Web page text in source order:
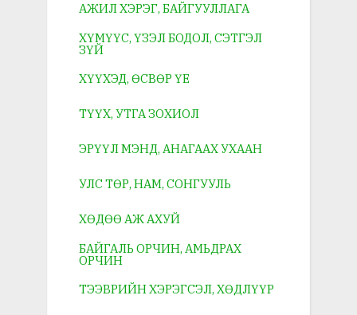
АЖИЛ ХЭРЭГ, БАЙГУУЛЛАГА
ХҮМҮҮС, ҮЗЭЛ БОДОЛ, СЭТГЭЛ
ЗҮЙ
ХҮҮХЭД, ӨСВӨР ҮЕ
ТҮҮХ, УТГА ЗОХИОЛ
ЭРҮҮЛ МЭНД, АНАГААХ УХААН
УЛС ТӨР, НАМ, СОНГУУЛЬ
ХӨДӨӨ АЖ АХУЙ
БАЙГАЛЬ ОРЧИН, АМЬДРАХ
ОРЧИН
ТЭЭВРИЙН ХЭРЭГСЭЛ, ХӨДЛҮҮР